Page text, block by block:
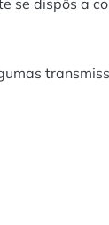
se dispôs a